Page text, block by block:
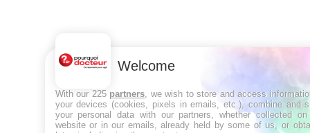
Welcome
With our 225 partners , we wish to store and access
your devices (cookies, pixels in emails, etc.), combine and
your personal data with our partners, whether collected
website or in our emails, already held by some of us, or